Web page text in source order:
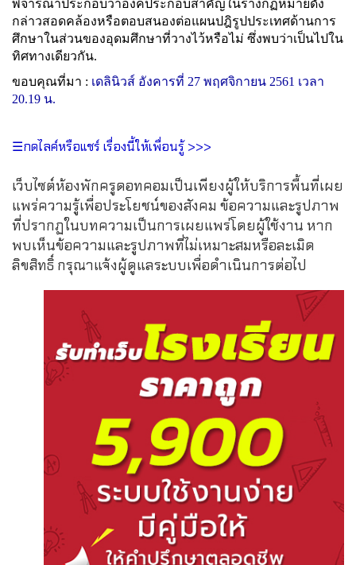
พิจารณาประกอบว่าองค์ประกอบสำคัญในร่างกฏหมายดัง
กล่าวสอดคล้องหรือตอบสนองต่อแผนปฎิรูปประเทศด้านการ
ศึกษาในส่วนของอุดมศึกษาที่วางไว้หรือไม่ ซึ่งพบว่าเป็นไปใน
ทิศทางเดียวกัน.
ขอบคุณที่มา : เดลินิวส์ อังคารที่ 27 พฤศจิกายน 2561 เวลา
20.19 น.
☰กดไลค์หรือแชร์ เรื่องนี้ให้เพื่อนรู้ >>>
เว็บไซต์ห้องพักครูดอทคอมเป็นเพียงผู้ให้บริการพื้นที่เผย
แพร่ความรู้เพื่อประโยชน์ของสังคม ข้อความและรูปภาพ
ที่ปรากฏในบทความเป็นการเผยแพร่โดยผู้ใช้งาน หาก
พบเห็นข้อความและรูปภาพที่ไม่เหมาะสมหรือละเมิด
ลิขสิทธิ์ กรุณาแจ้งผู้ดูแลระบบเพื่อดำเนินการต่อไป